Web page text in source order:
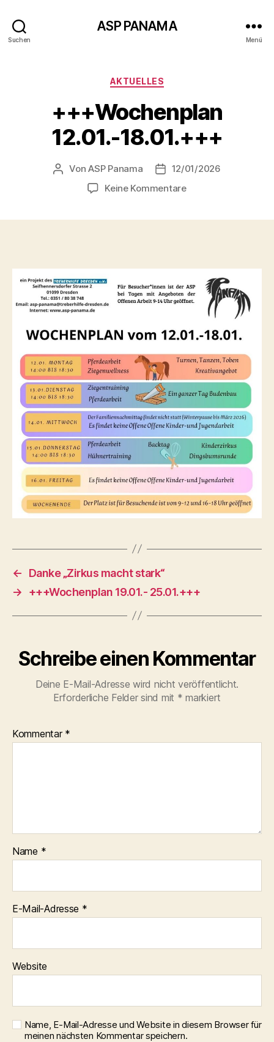
Suchen
ASP PANAMA
Menü
Kategorien
AKTUELLES
+++Wochenplan
12.01.-18.01.+++
Beitragsautor
VonASP Panama Beitragsdatum
12/01/2026
Keine Kommentarezu
←
Danke „Zirkus macht stark“
→
+++Wochenplan 19.01.- 25.01.+++
Schreibe einen Kommentar
Deine E-Mail-Adresse wird nicht veröffentlicht.
Erforderliche Felder sind mit * markiert
Kommentar *
Name *
E-Mail-Adresse *
Website
Name, E-Mail-Adresse und Website in diesem Browser für
meinen nächsten Kommentar speichern.